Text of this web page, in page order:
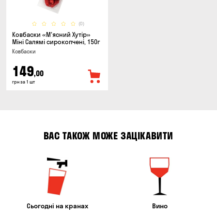
(0)
Ковбаски «М'ясний Хутір»
Міні Салямі сирокопчені, 150г
Ковбаски
149,00
грн за 1 шт
ВАС ТАКОЖ МОЖЕ ЗАЦІКАВИТИ
Сьогодні на кранах Вино